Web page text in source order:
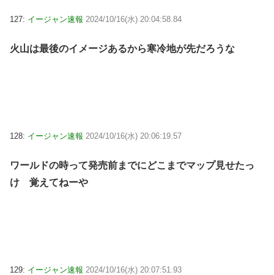
127: イージャン速報 2024/10/16(水) 20:04:58.84
火山は最後のイメージあるから寒冷地が先だろうな
128: イージャン速報 2024/10/16(水) 20:06:19.57
ワールドの時って発売前までにどこまでマップ見せたっ
け 覚えてねーや
129: イージャン速報 2024/10/16(水) 20:07:51.93